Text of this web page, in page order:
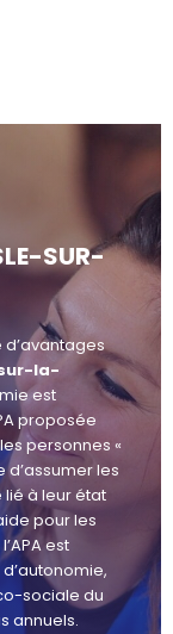
SUR-
la-
est
proposée
personnes «
d’assumer les
à leur état
pour les
est
sociale du
annuels.